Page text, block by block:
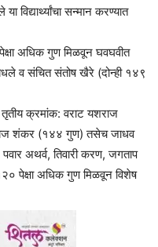
विद्यार्थ्यांचा सन्मान करण्यात
पेक्षा अधिक गुण मिळवून घवघवीत
व संचित संतोष खैरे (दोन्ही १४९
क्रमांक: वराट यशराज
शंकर (१४४ गुण) तसेच जाधव
अथर्व, तिवारी करण, जगताप
पेक्षा अधिक गुण मिळवून विशेष